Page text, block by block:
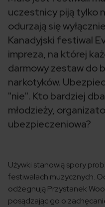
uczestnicy piją tylko
odurzają się
Kanadyjski festiwal
impreza, na której
darmowy zestaw do
narkotyków.
"nie". Kto bardziej
młodzieży,
ubezpieczeniowa?
Używki stanowią spory
festiwalach muzycznych.
odżegnują Przystanek
posądzając go o